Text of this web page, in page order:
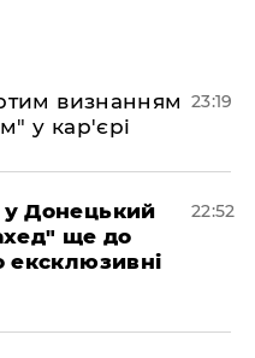
визнанням
у кар'єрі
23:19
Донецький
ще до
ексклюзивні
22:52